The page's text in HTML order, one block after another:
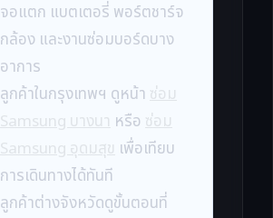
จอแตก แบตเตอรี่ พอร์ตชาร์จ
กล้อง และงานซ่อมบอร์ดบาง
อาการ
ลูกค้าในกรุงเทพฯ ดูหน้า
หรือ
เพื่อเทียบ
การเดินทางได้ทันที
ลูกค้าต่างจังหวัดดูขั้นตอนที่